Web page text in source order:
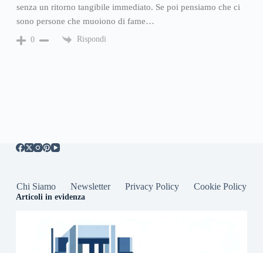
senza un ritorno tangibile immediato. Se poi pensiamo che ci
sono persone che muoiono di fame…
0 Rispondi
Chi Siamo Newsletter Privacy Policy Cookie Policy
Articoli in evidenza